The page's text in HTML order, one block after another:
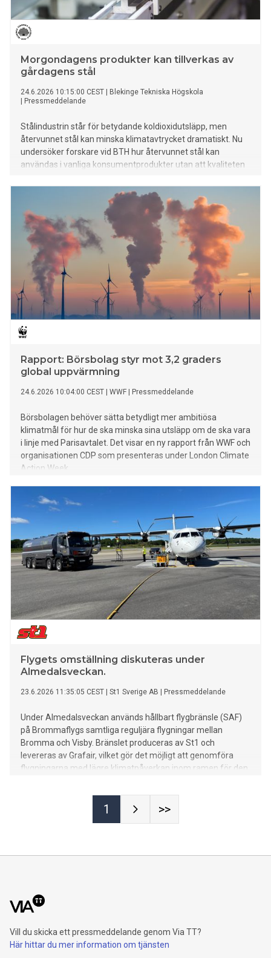
Morgondagens produkter kan tillverkas av
gårdagens stål
24.6.2026 10:15:00 CEST
Blekinge Tekniska Högskola
Pressmeddelande
Stålindustrin står för betydande koldioxidutsläpp, men
återvunnet stål kan minska klimatavtrycket dramatiskt. Nu
undersöker forskare vid BTH hur återvunnet stål kan
användas i vanliga konsumentprodukter utan att kvaliteten
Rapport: Börsbolag styr mot 3,2 graders
global uppvärmning
24.6.2026 10:04:00 CEST WWF Pressmeddelande
Börsbolagen behöver sätta betydligt mer ambitiösa
klimatmål för hur de ska minska sina utsläpp om de ska vara
i linje med Parisavtalet. Det visar en ny rapport från WWF och
organisationen CDP som presenteras under London Climate
Action Week.
Flygets omställning diskuteras under
Almedalsveckan.
23.6.2026 11:35:05 CEST St1 Sverige AB Pressmeddelande
Under Almedalsveckan används hållbart flygbränsle (SAF)
på Brommaflygs samtliga reguljära flygningar mellan
Bromma och Visby. Bränslet produceras av St1 och
levereras av Grafair, vilket gör det möjligt att genomföra
flygningarna med lägre klimatpåverkan inom ramen för den
1 >>
Vill du skicka ett pressmeddelande genom Via TT?
Här hittar du mer information om tjänsten